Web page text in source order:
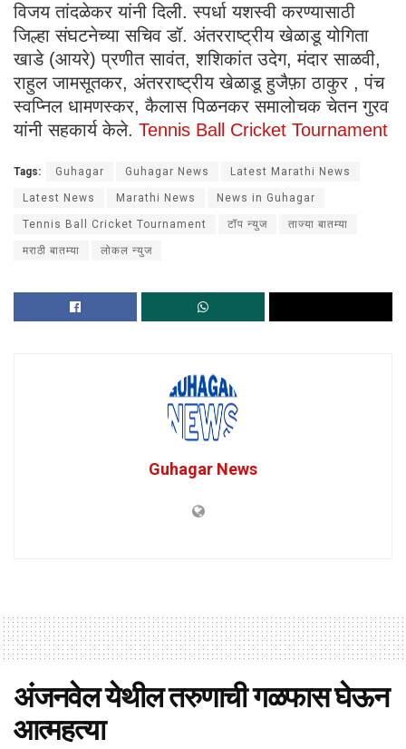
विजय तांदळेकर यांनी दिली. स्पर्धा यशस्वी करण्यासाठी
जिल्हा संघटनेच्या सचिव डॉ. अंतरराष्ट्रीय खेळाडू योगिता
खाडे (आयरे) प्रणीत सावंत, शशिकांत उदेग, मंदार साळवी,
राहुल जामसूतकर, अंतरराष्ट्रीय खेळाडू हुजैफ़ा ठाकुर , पंच
स्वप्निल धामणस्कर, कैलास पिळनकर समालोचक चेतन गुरव
यांनी सहकार्य केले. Tennis Ball Cricket Tournament
Tags: Guhagar Guhagar News Latest Marathi News
Latest News Marathi News News in Guhagar
Tennis Ball Cricket Tournament टॉप न्युज ताज्या बातम्या
मराठी बातम्या लोकल न्युज
Guhagar News
अंजनवेल येथील तरुणाची गळफास घेऊन
आत्महत्या